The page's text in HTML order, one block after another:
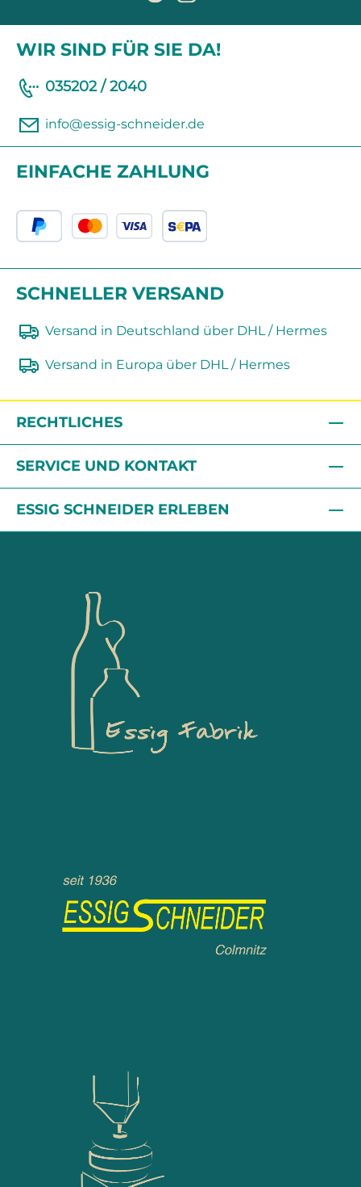
WIR SIND FÜR SIE DA!
035202 / 2040
info@essig-schneider.de
EINFACHE ZAHLUNG
SCHNELLER VERSAND
Versand in Deutschland über DHL / Hermes
Versand in Europa über DHL / Hermes
RECHTLICHES
SERVICE UND KONTAKT
ESSIG SCHNEIDER ERLEBEN